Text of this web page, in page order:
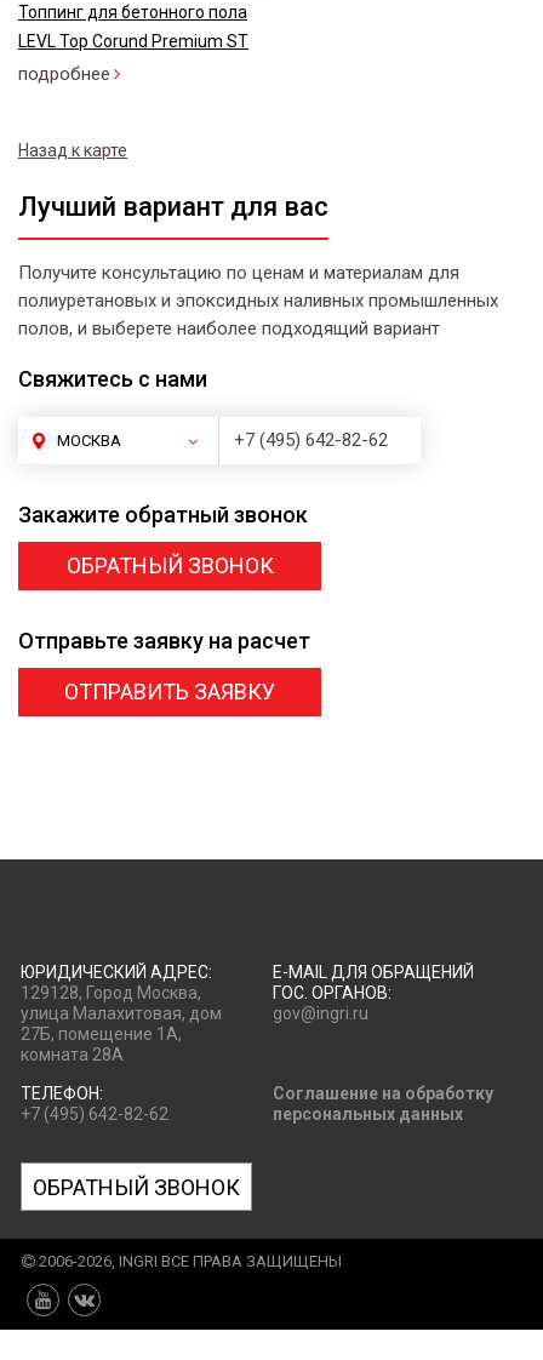
Топпинг для бетонного пола
LEVL Top Corund Premium ST
подробнее
Назад к карте
Лучший вариант для вас
Получите консультацию по ценам и материалам для
полиуретановых и эпоксидных наливных промышленных
полов, и выберете наиболее подходящий вариант
Свяжитесь с нами
МОСКВА +7 (495) 642-82-62
Закажите обратный звонок
ОБРАТНЫЙ ЗВОНОК
Отправьте заявку на расчет
ОТПРАВИТЬ ЗАЯВКУ
ЮРИДИЧЕСКИЙ АДРЕС:
129128, Город Москва,
улица Малахитовая, дом
27Б, помещение 1А,
комната 28А
E-MAIL ДЛЯ ОБРАЩЕНИЙ
ГОС. ОРГАНОВ:
gov@ingri.ru
ТЕЛЕФОН:
+7 (495) 642-82-62
Соглашение на обработку
персональных данных
ОБРАТНЫЙ ЗВОНОК
2006-2026, INGRI ВСЕ ПРАВА ЗАЩИЩЕНЫ